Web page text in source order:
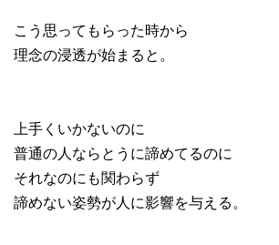
こう思ってもらった時から
理念の浸透が始まると。
上手くいかないのに
普通の人ならとうに諦めてるのに
それなのにも関わらず
諦めない姿勢が人に影響を与える。